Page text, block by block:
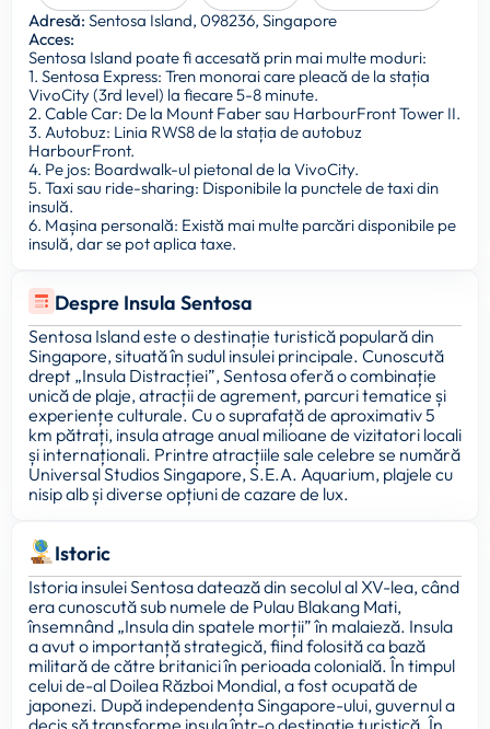
Despre Insula Sentosa
Sentosa Island este o destinație turistică populară din
Singapore, situată în sudul insulei principale. Cunoscută
drept „Insula Distracției”, Sentosa oferă o combinație
unică de plaje, atracții de agrement, parcuri tematice și
experiențe culturale. Cu o suprafață de aproximativ 5
km pătrați, insula atrage anual milioane de vizitatori locali
și internaționali. Printre atracțiile sale celebre se numără
Universal Studios Singapore, S.E.A. Aquarium, plajele cu
nisip alb și diverse opțiuni de cazare de lux.
Istoric
Istoria insulei Sentosa datează din secolul al XV-lea, când
era cunoscută sub numele de Pulau Blakang Mati,
însemnând „Insula din spatele morții” în malaieză. Insula
a avut o importanță strategică, fiind folosită ca bază
militară de către britanici în perioada colonială. În timpul
celui de-al Doilea Război Mondial, a fost ocupată de
japonezi. După independența Singapore-ului, guvernul a
Adresă: Sentosa Island, 098236, Singapore
Acces:
Sentosa Island poate fi accesată prin mai multe moduri:
1. Sentosa Express: Tren monorai care pleacă de la stația
VivoCity (3rd level) la fiecare 5-8 minute.
2. Cable Car: De la Mount Faber sau HarbourFront Tower II.
3. Autobuz: Linia RWS8 de la stația de autobuz
HarbourFront.
4. Pe jos: Boardwalk-ul pietonal de la VivoCity.
5. Taxi sau ride-sharing: Disponibile la punctele de taxi din
insulă.
6. Mașina personală: Există mai multe parcări disponibile pe
insulă, dar se pot aplica taxe.